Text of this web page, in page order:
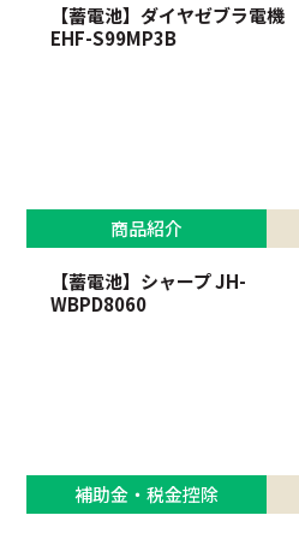
【蓄電池】ダイヤゼブラ電機
EHF-S99MP3B
商品紹介
【蓄電池】シャープ JH-
WBPD8060
補助金・税金控除